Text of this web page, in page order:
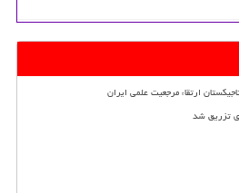
ارتقاء مرجعیت علمی ایران
تزریق شد